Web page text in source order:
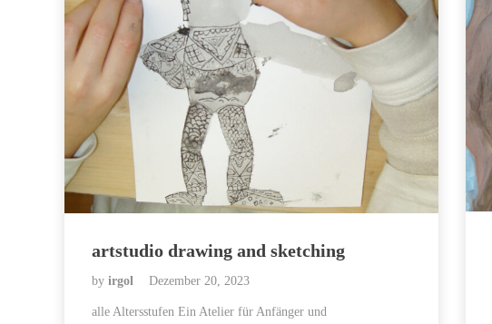
artstudio drawing and sketching
by irgol Dezember 20, 2023
alle Altersstufen Ein Atelier für Anfänger und